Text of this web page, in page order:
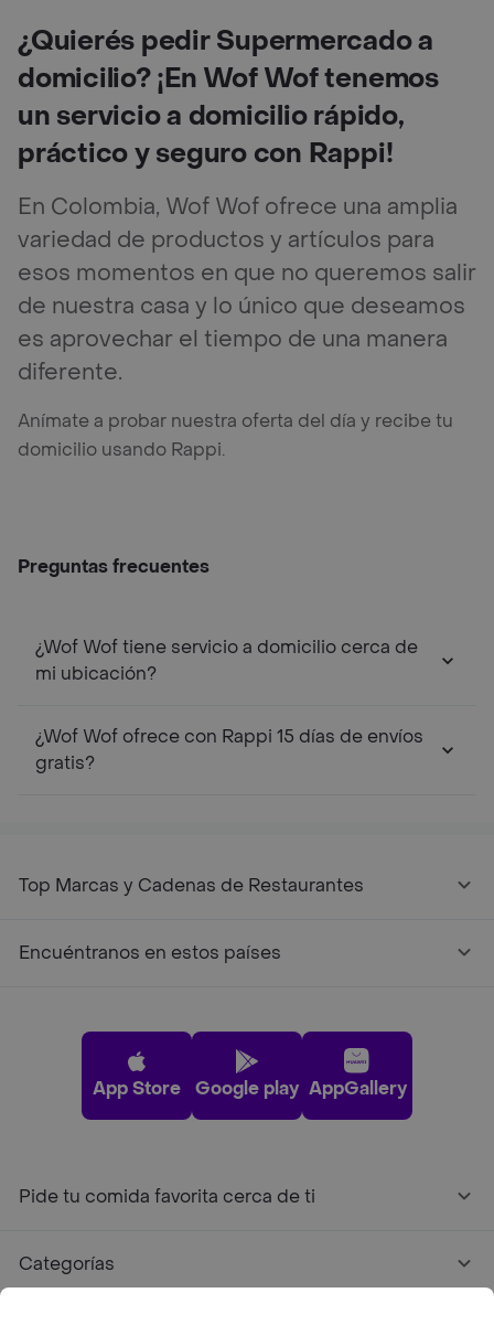
¿Quierés pedir Supermercado a
domicilio? ¡En Wof Wof tenemos
un servicio a domicilio rápido,
práctico y seguro con Rappi!
En Colombia, Wof Wof ofrece una amplia
variedad de productos y artículos para
esos momentos en que no queremos salir
de nuestra casa y lo único que deseamos
es aprovechar el tiempo de una manera
diferente.
Anímate a probar nuestra oferta del día y recibe tu
domicilio usando Rappi.
Preguntas frecuentes
¿Wof Wof tiene servicio a domicilio cerca de
mi ubicación?
¿Wof Wof ofrece con Rappi 15 días de envíos
gratis?
Top Marcas y Cadenas de Restaurantes
Encuéntranos en estos países
App Store Google play AppGallery
Pide tu comida favorita cerca de ti
Categorías